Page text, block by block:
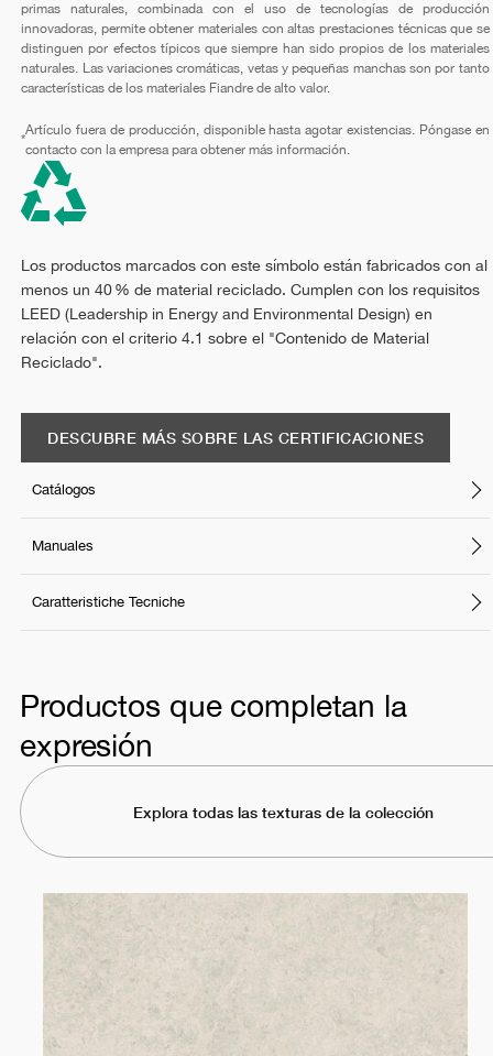
primas naturales, combinada con el uso de tecnologías de producción
innovadoras, permite obtener materiales con altas prestaciones técnicas que se
distinguen por efectos típicos que siempre han sido propios de los materiales
naturales. Las variaciones cromáticas, vetas y pequeñas manchas son por tanto
características de los materiales Fiandre de alto valor.
*
Artículo fuera de producción, disponible hasta agotar existencias. Póngase en
contacto con la empresa para obtener más información.
Los productos marcados con este símbolo están fabricados con al
menos un 40 % de material reciclado. Cumplen con los requisitos
LEED (Leadership in Energy and Environmental Design) en
relación con el criterio 4.1 sobre el "Contenido de Material
Reciclado".
DESCUBRE MÁS SOBRE LAS CERTIFICACIONES
Catálogos
Manuales
Caratteristiche Tecniche
Productos que completan la
expresión
Explora todas las texturas de la colección